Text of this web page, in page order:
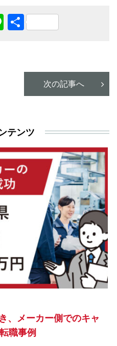
Line共
次の記事へ
テンツ
、メーカー側でのキャ
職事例